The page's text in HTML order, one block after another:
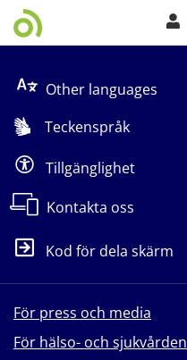
Other languages
Teckenspråk
Tillgänglighet
Kontakta oss
Kod för dela skärm
För press och media
För hälso- och sjukvården